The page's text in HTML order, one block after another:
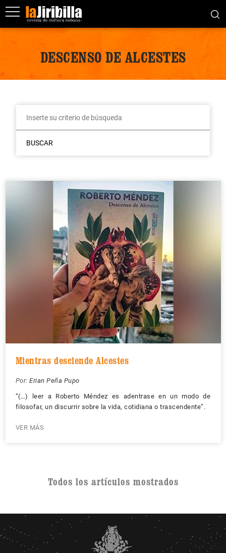
DESCENSO DE ALCESTES
BUSCAR
Mientras desciende Alcestes
Por: Erian Peña Pupo
“(…) leer a Roberto Méndez es adentrase en un modo de
filosofar, un discurrir sobre la vida, cotidiana o trascendente”.
VER MÁS
Todos los artículos mostrados